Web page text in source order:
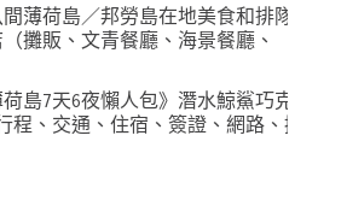
薄荷島／邦勞島在地美食和排隊
攤販、文青餐廳、海景餐廳、
島7天6夜懶人包》潛水鯨鯊巧克
程、交通、住宿、簽證、網路、換